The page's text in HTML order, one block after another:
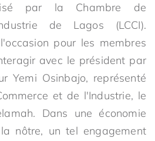
par la Chambre de
de Lagos (LCCI).
pour les membres
avec le président par
Yemi Osinbajo, représenté
et de l'Industrie, le
Dans une économie
nôtre, un tel engagement